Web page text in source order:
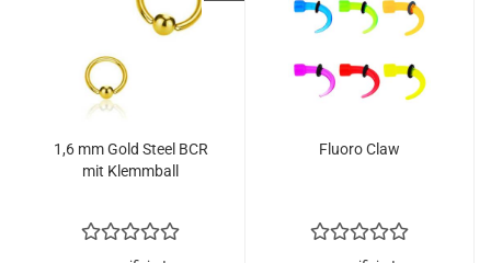
1,6 mm Gold Steel BCR
mit Klemmball
Fluoro Claw